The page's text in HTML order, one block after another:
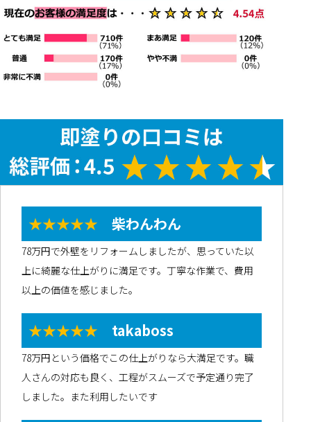
★★★★★ 柴わんわん
78万円で外壁をリフォームしましたが、思っていた以
上に綺麗な仕上がりに満足です。丁寧な作業で、費用
以上の価値を感じました。
★★★★★ takaboss
78万円という価格でこの仕上がりなら大満足です。職
人さんの対応も良く、工程がスムーズで予定通り完了
しました。また利用したいです